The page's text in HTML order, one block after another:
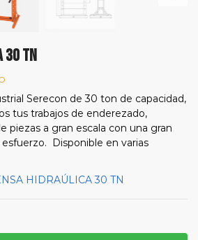
30 TN
Serecon de 30 ton de capacidad,
tus trabajos de enderezado,
piezas a gran escala con una gran
Disponible en varias
HIDRAÚLICA 30 TN